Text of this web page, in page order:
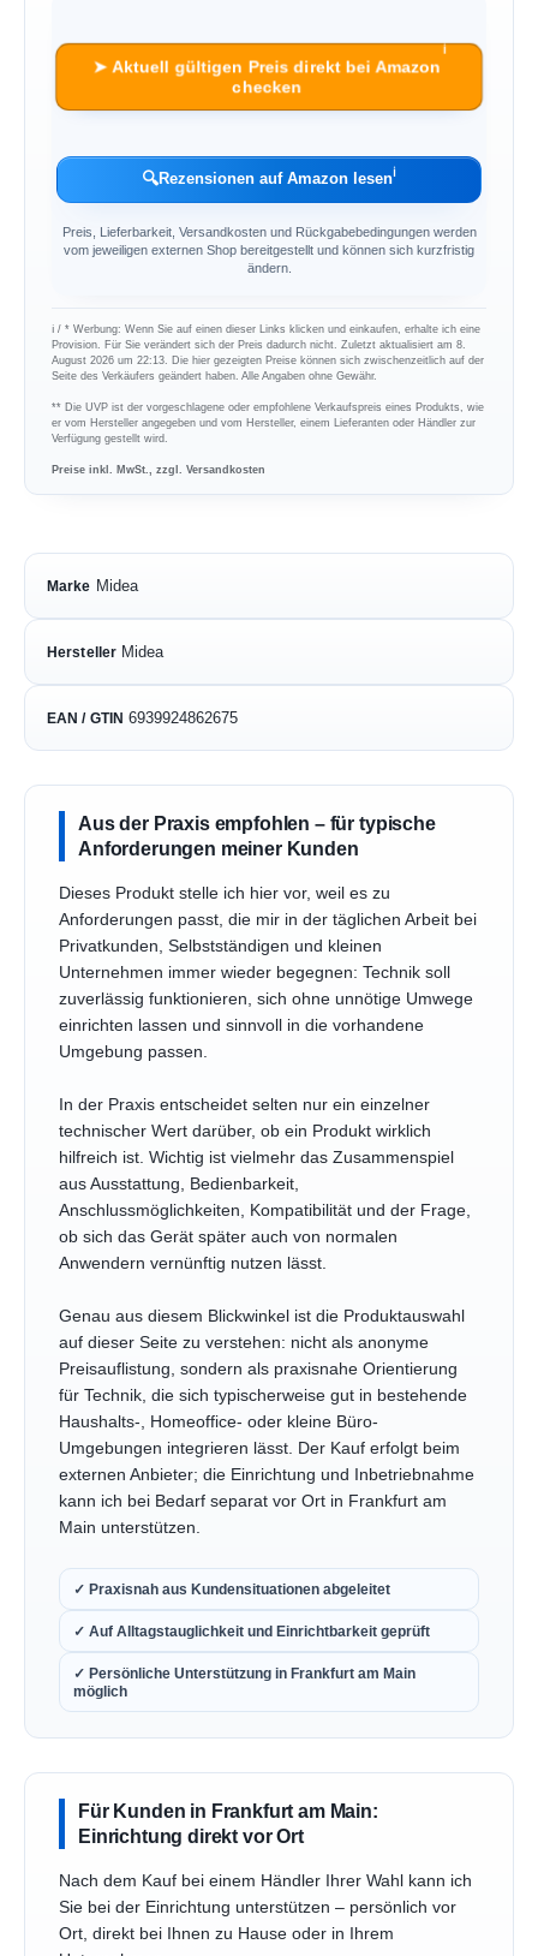
➤ Aktuell gültigen Preis direkt bei Amazon
checken
ℹ︎
🔍Rezensionen auf Amazon lesenℹ︎
Preis, Lieferbarkeit, Versandkosten und Rückgabebedingungen werden
vom jeweiligen externen Shop bereitgestellt und können sich kurzfristig
ändern.
ℹ︎ / * Werbung: Wenn Sie auf einen dieser Links klicken und einkaufen, erhalte ich eine
Provision. Für Sie verändert sich der Preis dadurch nicht. Zuletzt aktualisiert am 8.
August 2026 um 22:13. Die hier gezeigten Preise können sich zwischenzeitlich auf der
Seite des Verkäufers geändert haben. Alle Angaben ohne Gewähr.
** Die UVP ist der vorgeschlagene oder empfohlene Verkaufspreis eines Produkts, wie
er vom Hersteller angegeben und vom Hersteller, einem Lieferanten oder Händler zur
Verfügung gestellt wird.
Preise inkl. MwSt., zzgl. Versandkosten
Marke Midea
Hersteller Midea
EAN / GTIN 6939924862675
Aus der Praxis empfohlen – für typische
Anforderungen meiner Kunden
Dieses Produkt stelle ich hier vor, weil es zu
Anforderungen passt, die mir in der täglichen Arbeit bei
Privatkunden, Selbstständigen und kleinen
Unternehmen immer wieder begegnen: Technik soll
zuverlässig funktionieren, sich ohne unnötige Umwege
einrichten lassen und sinnvoll in die vorhandene
Umgebung passen.
In der Praxis entscheidet selten nur ein einzelner
technischer Wert darüber, ob ein Produkt wirklich
hilfreich ist. Wichtig ist vielmehr das Zusammenspiel
aus Ausstattung, Bedienbarkeit,
Anschlussmöglichkeiten, Kompatibilität und der Frage,
ob sich das Gerät später auch von normalen
Anwendern vernünftig nutzen lässt.
Genau aus diesem Blickwinkel ist die Produktauswahl
auf dieser Seite zu verstehen: nicht als anonyme
Preisauflistung, sondern als praxisnahe Orientierung
für Technik, die sich typischerweise gut in bestehende
Haushalts-, Homeoffice- oder kleine Büro-
Umgebungen integrieren lässt. Der Kauf erfolgt beim
externen Anbieter; die Einrichtung und Inbetriebnahme
kann ich bei Bedarf separat vor Ort in Frankfurt am
Main unterstützen.
✓ Praxisnah aus Kundensituationen abgeleitet
✓ Auf Alltagstauglichkeit und Einrichtbarkeit geprüft
✓ Persönliche Unterstützung in Frankfurt am Main
möglich
Für Kunden in Frankfurt am Main:
Einrichtung direkt vor Ort
Nach dem Kauf bei einem Händler Ihrer Wahl kann ich
Sie bei der Einrichtung unterstützen – persönlich vor
Ort, direkt bei Ihnen zu Hause oder in Ihrem